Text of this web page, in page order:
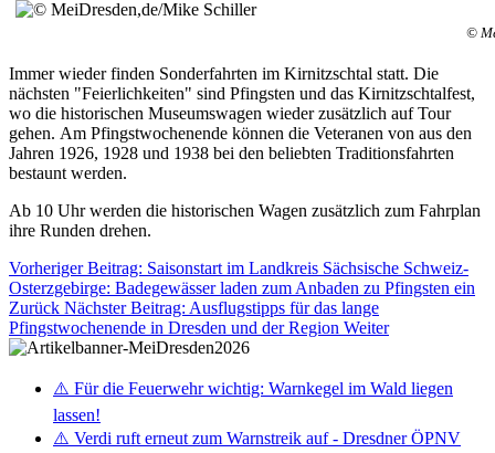
©
Immer wieder finden Sonderfahrten im Kirnitzschtal statt. Die
nächsten "Feierlichkeiten" sind Pfingsten und das Kirnitzschtalfest,
wo die historischen Museumswagen wieder zusätzlich auf Tour
gehen. Am Pfingstwochenende können die Veteranen von aus den
Jahren 1926, 1928 und 1938 bei den beliebten Traditionsfahrten
bestaunt werden.
Ab 10 Uhr werden die historischen Wagen zusätzlich zum Fahrplan
ihre Runden drehen.
Vorheriger Beitrag: Saisonstart im Landkreis Sächsische Schweiz-
Osterzgebirge: Badegewässer laden zum Anbaden zu Pfingsten ein
Zurück Nächster Beitrag: Ausflugstipps für das lange
Pfingstwochenende in Dresden und der Region Weiter
⚠️ Für die Feuerwehr wichtig: Warnkegel im Wald liegen
lassen!
⚠️ Verdi ruft erneut zum Warnstreik auf - Dresdner ÖPNV